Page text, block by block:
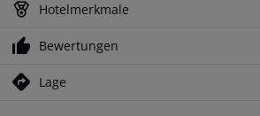
Hotelmerkmale
Bewertungen
Lage